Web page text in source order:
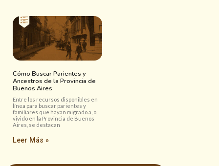
Cómo Buscar Parientes y
Ancestros de la Provincia de
Buenos Aires
Entre los recursos disponibles en
línea para buscar parientes y
familiares que hayan migrado a, o
vivido en la Provincia de Buenos
Aires, se destacan
Leer Más »